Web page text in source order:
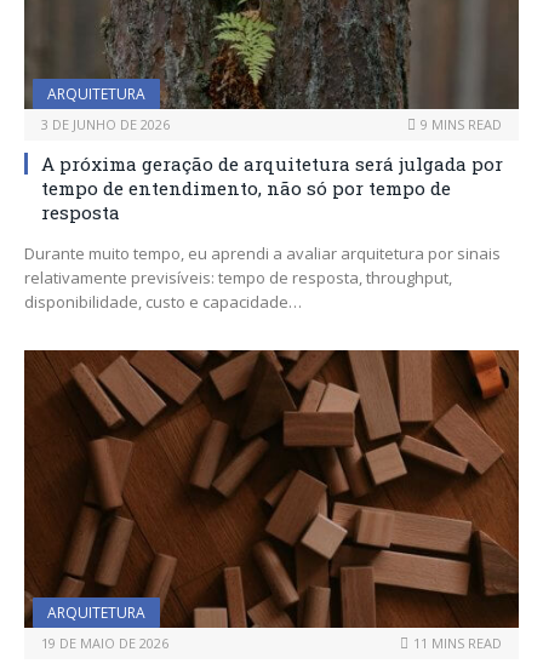
ARQUITETURA
3 DE JUNHO DE 2026 9 MINS READ
A próxima geração de arquitetura será julgada por
tempo de entendimento, não só por tempo de
resposta
Durante muito tempo, eu aprendi a avaliar arquitetura por sinais
relativamente previsíveis: tempo de resposta, throughput,
disponibilidade, custo e capacidade…
ARQUITETURA
19 DE MAIO DE 2026 11 MINS READ